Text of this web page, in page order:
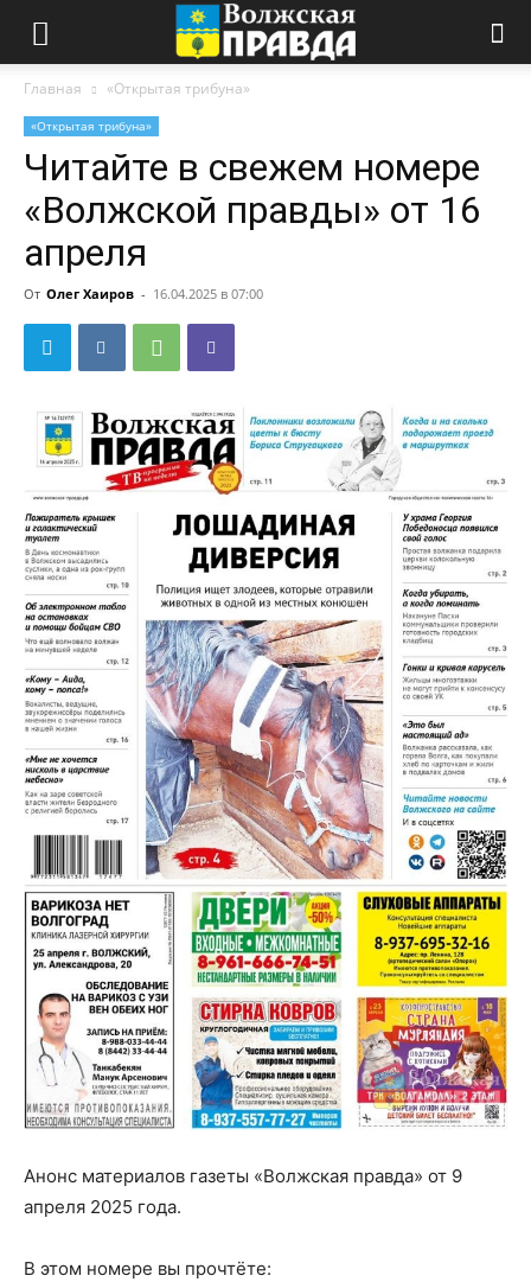
Главная «Открытая трибуна»
«Открытая трибуна»
Читайте в свежем номере
«Волжской правды» от 16
апреля
От Олег Хаиров - 16.04.2025 в 07:00
Анонс материалов газеты «Волжская правда» от 9
апреля 2025 года.
В этом номере вы прочтёте: